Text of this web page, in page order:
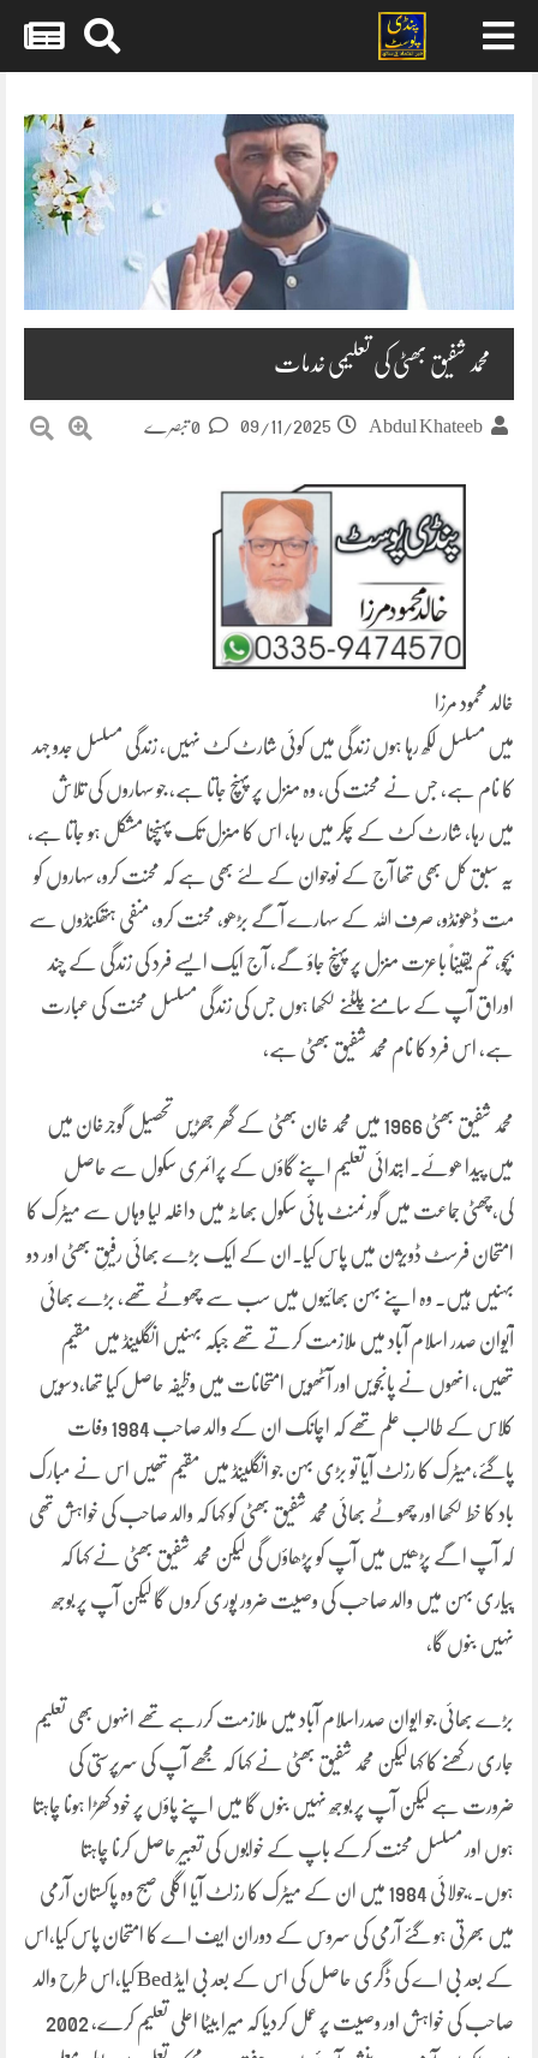
content
محمد شفیق بھٹی کی تعلیمی خدمات
Abdul Khateeb
09/11/2025
خالد محمود مرزا
میں مسلسل لکھ رہا ہوں زندگی میں کوئی شارٹ کٹ نہیں، زندگی مسلسل جدو جہد
کا نام ہے، جس نے محنت کی، وہ منزل پر پہنچ جاتا ہے، جو سہاروں کی تلاش
میں رہا، شارٹ کٹ کے چکر میں رہا، اس کا منزل تک پہنچنا مشکل ہو جاتا ہے،
یہ سبق کل بھی تھا آج کے نوجوان کے لئے بھی ہے کہ محنت کرو، سہاروں کو
مت ڈھونڈو، صرف اللہ کے سہارے آگے بڑھو، محنت کرو، منفی ہتھکنڈوں سے
بچو، تم یقیناً باعزت منزل پر پہنچ جاؤ گے، آج ایک ایسے فرد کی زندگی کے چند
اوراق آپ کے سامنے پلٹنے لکھا ہوں جس کی زندگی مسلسل محنت کی عبارت
ہے، اس فرد کا نام محمد شفیق بھٹی ہے،
محمد شفیق بھٹی 1966 میں محمد خان بھٹی کے گھر جھڑیں تحصیل گوجرخان میں
میں پیدا ھوئے۔ابتدائی تعلیم اپنے گاؤں کے پرائمری سکول سے حاصل
کی،چھٹی جماعت میں گورنمنٹ ہائی سکول بھاٹہ میں داخلہ لیا وہاں سے میٹرک کا
امتحان فرسٹ ڈویژن میں پاس کیا۔ان کے ایک بڑے بھائی رفیقِ بھٹی اور دو
بہنیں ہیں۔ وہ اپنے بہن بھائیوں میں سب سے چھوٹے تھے، بڑے بھائی
آیوان صدر اسلام آباد میں ملازمت کرتے تھے جبکہ بہنیں انگلینڈ میں مقیم
تھیں، انھوں نے پانجویں اور آٹھویں امتحانات میں وظیفہ حاصل کیا تھا،دسویں
کلاس کے طالب علم تھے کہ اچانک ان کے والد صاحب 1984 وفات
پاگئے،میٹرک کا رزلٹ آیا تو بڑی بہن جو انگلینڈ میں مقیم تھیں اس نے مبارک
باد کا خط لکھا اور چھوٹے بھائی محمد شفیق بھٹی کو کہا کہ والد صاحب کی خواہش تھی
کہ آپ اگے پڑھیں میں آپ کو پڑھاؤں گی لیکن محمد شفیق بھٹی نے کہا کہ
پیاری بہن میں والد صاحب کی وصیت ضرور پوری کروں گا لیکن آپ پر بوجھ
نہیں بنوں گا،
بڑے بھائی جو ایوان صدراسلام آباد میں ملازمت کررہے تھے انہوں بھی تعلیم
جاری رکھنے کا کہا لیکن محمد شفیق بھٹی نے کہا کہ مجھے آپ کی سرپرستی کی
ضرورت ہے لیکن آپ پر بوجھ نہیں بنوں گا میں اپنے پاؤں پر خود کھڑا ہونا چاہتا
ہوں اور مسلسل محنت کرکے باپ کے خوابوں کی تعبیر حاصل کرنا چاہتا
ہوں۔،جولائی 1984 میں ان کے میٹرک کا رزلٹ آیا اگلی صبح وہ پاکستان آرمی
میں بھرتی ہو گئے آرمی کی سروس کے دوران ایف اے کا امتحان پاس کیا،اس
کے بعد بی اے کی ڈگری حاصل کی اس کے بعد بی ایڈ Bed کیا،اس طرح والد
صاحب کی خواہش اور وصیت پر عمل کردیا کہ میرا بیٹا اعلی تعلیم کرے، 2002